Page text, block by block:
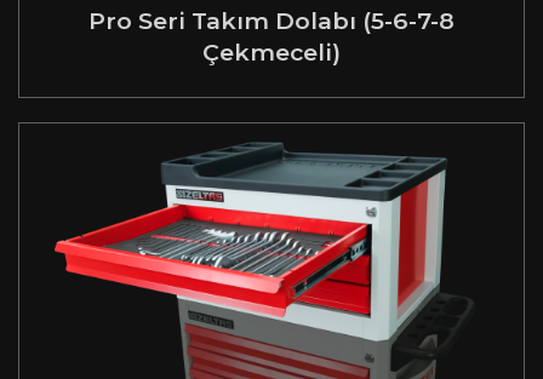
Pro Seri Takım Dolabı (5-6-7-8
Çekmeceli)